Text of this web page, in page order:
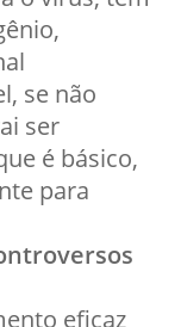
se não
ser
é básico,
para
eficaz